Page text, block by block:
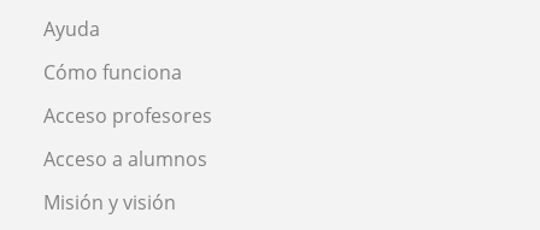
Ayuda
Cómo funciona
Acceso profesores
Acceso a alumnos
Misión y visión